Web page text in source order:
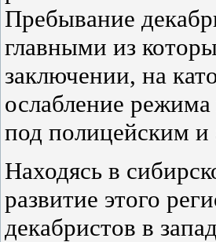
Пребывание
главными из
заключении, на
ослабление режима
под полицейским
Находясь в
развитие этого
декабристов в